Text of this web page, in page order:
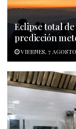
Eclipse total de
predicción
VIERNES, 7